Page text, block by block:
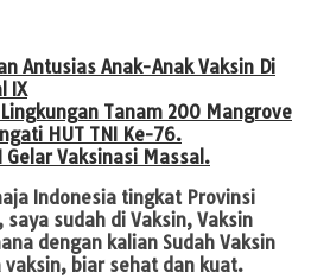
Antusias Anak-Anak Vaksin Di
IX
Tanam 200 Mangrove
HUT TNI Ke-76.
Gelar Vaksinasi Massal.
Indonesia tingkat Provinsi
sudah di Vaksin, Vaksin
dengan kalian Sudah Vaksin
biar sehat dan kuat.